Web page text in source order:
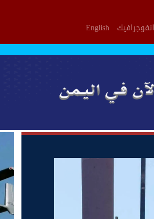
انفوجرافيك English